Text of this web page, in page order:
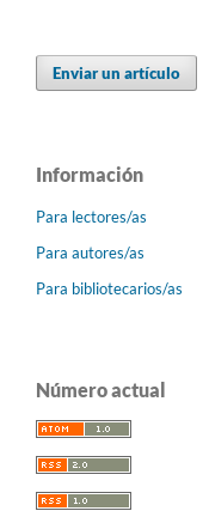
Enviar un artículo
Información
Para lectores/as
Para autores/as
Para bibliotecarios/as
Número actual